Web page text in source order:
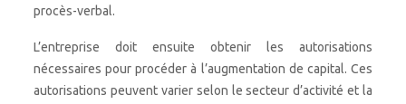
procès-verbal.
L’entreprise doit ensuite obtenir les autorisations
nécessaires pour procéder à l’augmentation de capital. Ces
autorisations peuvent varier selon le secteur d’activité et la